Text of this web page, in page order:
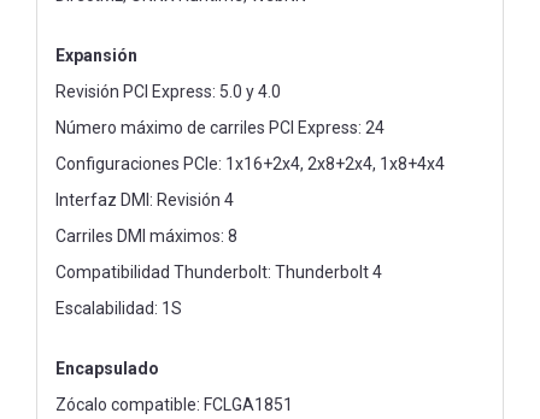
Expansión
Revisión PCI Express: 5.0 y 4.0
Número máximo de carriles PCI Express: 24
Configuraciones PCIe: 1x16+2x4, 2x8+2x4, 1x8+4x4
Interfaz DMI: Revisión 4
Carriles DMI máximos: 8
Compatibilidad Thunderbolt: Thunderbolt 4
Escalabilidad: 1S
Encapsulado
Zócalo compatible: FCLGA1851